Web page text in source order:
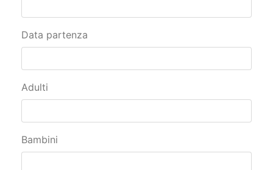
Data partenza
Adulti
Bambini